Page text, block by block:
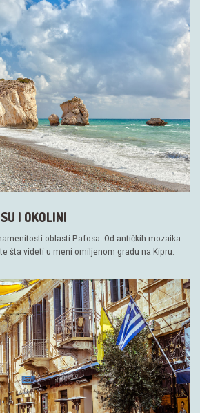
I OKOLINI
oblasti Pafosa. Od antičkih mozaika
šta videti u meni omiljenom gradu na Kipru.